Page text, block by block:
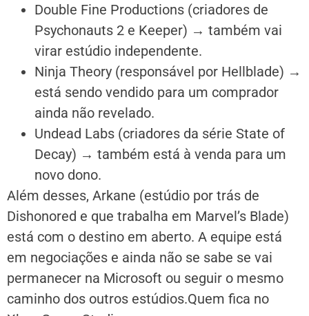
Double Fine Productions (criadores de
Psychonauts 2 e Keeper) → também vai
virar estúdio independente.
Ninja Theory (responsável por Hellblade) →
está sendo vendido para um comprador
ainda não revelado.
Undead Labs (criadores da série State of
Decay) → também está à venda para um
novo dono.
Além desses, Arkane (estúdio por trás de
Dishonored e que trabalha em Marvel’s Blade)
está com o destino em aberto. A equipe está
em negociações e ainda não se sabe se vai
permanecer na Microsoft ou seguir o mesmo
caminho dos outros estúdios.Quem fica no